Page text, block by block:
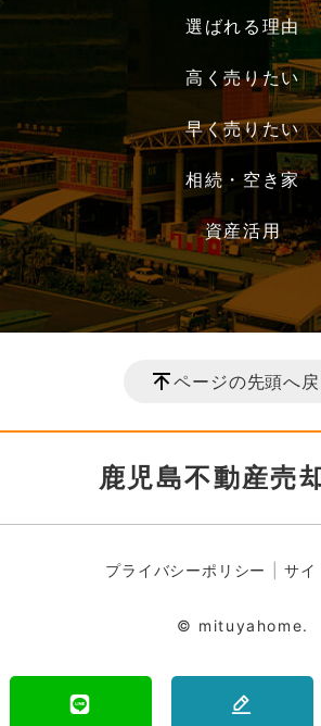
選ばれる理由
高く売りたい
早く売りたい
相続・空き家
資産活用
ページの先頭へ戻
鹿児島不動産売
プライバシーポリシー サイ
© mituyahome.